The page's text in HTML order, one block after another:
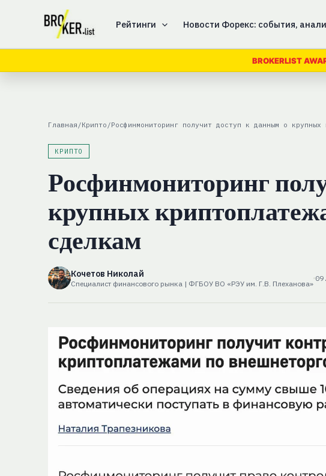
содержимому
Рейтинги Новости Форекс: события,
BROKERLIST
Главная /Крипто /Росфинмониторинг получит доступ к данным о крупных
КРИПТО
Росфинмониторинг
крупных
сделкам
Кочетов Николай
Специалист финансового рынка | ФГБОУ ВО «РЭУ им. Г.В. Плеханова»